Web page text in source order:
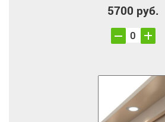
5700 руб.